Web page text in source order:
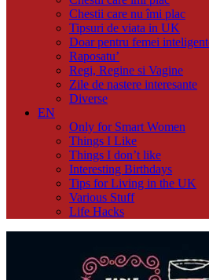
Chestii care nu îmi plac
Tipsuri de viata in UK
Doar pentru femei
Raposatu’
Regi, Regine si Vagine
Zile de nastere interesante
Diverse
EN
Only for Smart Women
Things I Like
Things I don’t like
Interesting Birthdays
Tips for Living in the UK
Various Stuff
Life Hacks